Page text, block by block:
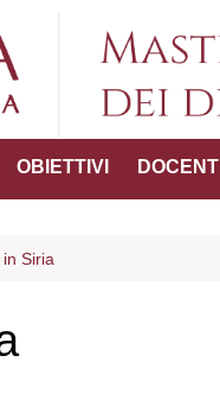
Master
OBIETTIVI DOCENTI
Siria